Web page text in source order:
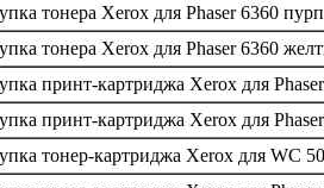
тонера Xerox для Phaser 6360
тонера Xerox для Phaser 6360
принт-картриджа Xeroх для
принт-картриджа Xerox для
тонер-картриджа Xerox для WC